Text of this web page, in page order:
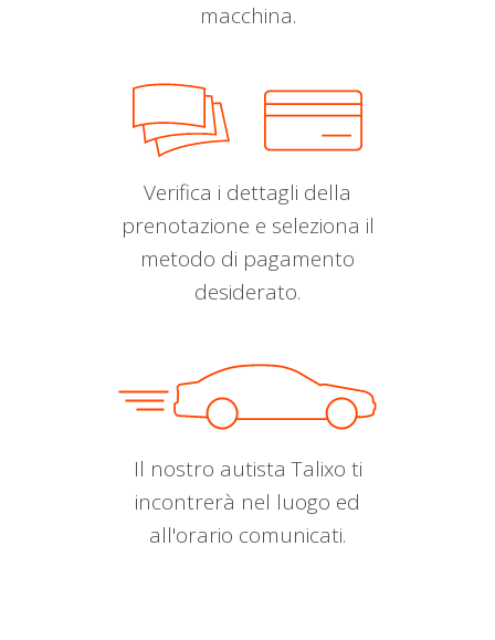
macchina.
Verifica i dettagli della
prenotazione e seleziona il
metodo di pagamento
desiderato.
Il nostro autista Talixo ti
incontrerà nel luogo ed
all'orario comunicati.